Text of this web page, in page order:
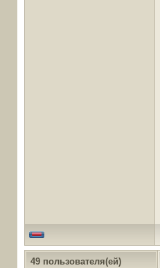
49 пользователя(ей)